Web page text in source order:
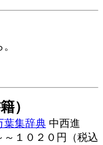
）
葉集辞典 中西進
１０２０円（税込